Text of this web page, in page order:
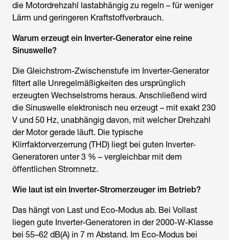
die Motordrehzahl lastabhängig zu regeln – für weniger
Lärm und geringeren Kraftstoffverbrauch.
Warum erzeugt ein Inverter-Generator eine reine
Sinuswelle?
Die Gleichstrom-Zwischenstufe im Inverter-Generator
filtert alle Unregelmäßigkeiten des ursprünglich
erzeugten Wechselstroms heraus. Anschließend wird
die Sinuswelle elektronisch neu erzeugt – mit exakt 230
V und 50 Hz, unabhängig davon, mit welcher Drehzahl
der Motor gerade läuft. Die typische
Klirrfaktorverzerrung (THD) liegt bei guten Inverter-
Generatoren unter 3 % – vergleichbar mit dem
öffentlichen Stromnetz.
Wie laut ist ein Inverter-Stromerzeuger im Betrieb?
Das hängt von Last und Eco-Modus ab. Bei Vollast
liegen gute Inverter-Generatoren in der 2000-W-Klasse
bei 55–62 dB(A) in 7 m Abstand. Im Eco-Modus bei